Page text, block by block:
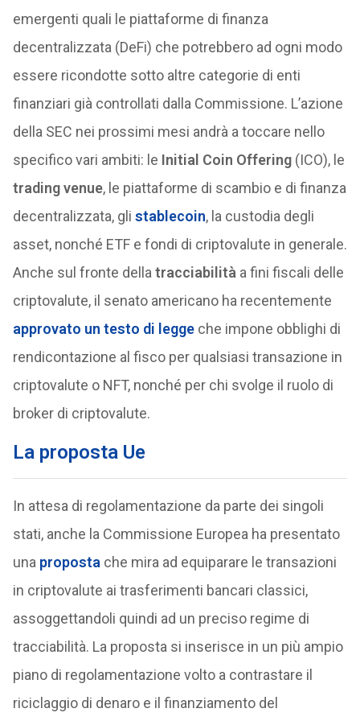
emergenti quali le piattaforme di finanza
decentralizzata (DeFi) che potrebbero ad ogni modo
essere ricondotte sotto altre categorie di enti
finanziari già controllati dalla Commissione. L’azione
della SEC nei prossimi mesi andrà a toccare nello
specifico vari ambiti: le Initial Coin Offering(ICO), le
trading venue, le piattaforme di scambio e di finanza
decentralizzata, gli stablecoin, la custodia degli
asset, nonché ETF e fondi di criptovalute in generale.
Anche sul fronte della tracciabilità a fini fiscali delle
criptovalute, il senato americano ha recentemente
approvato un testo di leggeche impone obblighi di
rendicontazione al fisco per qualsiasi transazione in
criptovalute o NFT, nonché per chi svolge il ruolo di
broker di criptovalute.
La proposta Ue
In attesa di regolamentazione da parte dei singoli
stati, anche la Commissione Europea ha presentato
una proposta che mira ad equiparare le transazioni
in criptovalute ai trasferimenti bancari classici,
assoggettandoli quindi ad un preciso regime di
tracciabilità. La proposta si inserisce in un più ampio
piano di regolamentazione volto a contrastare il
riciclaggio di denaro e il finanziamento del